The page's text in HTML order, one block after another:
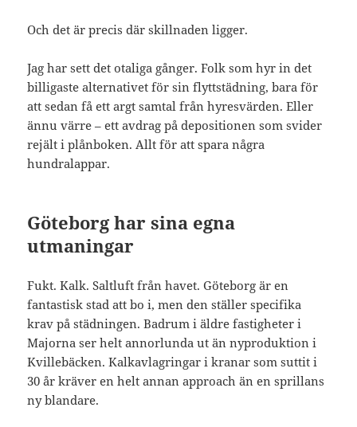
Och det är precis där skillnaden ligger.
Jag har sett det otaliga gånger. Folk som hyr in det
billigaste alternativet för sin flyttstädning, bara för
att sedan få ett argt samtal från hyresvärden. Eller
ännu värre – ett avdrag på depositionen som svider
rejält i plånboken. Allt för att spara några
hundralappar.
Göteborg har sina egna
utmaningar
Fukt. Kalk. Saltluft från havet. Göteborg är en
fantastisk stad att bo i, men den ställer specifika
krav på städningen. Badrum i äldre fastigheter i
Majorna ser helt annorlunda ut än nyproduktion i
Kvillebäcken. Kalkavlagringar i kranar som suttit i
30 år kräver en helt annan approach än en sprillans
ny blandare.